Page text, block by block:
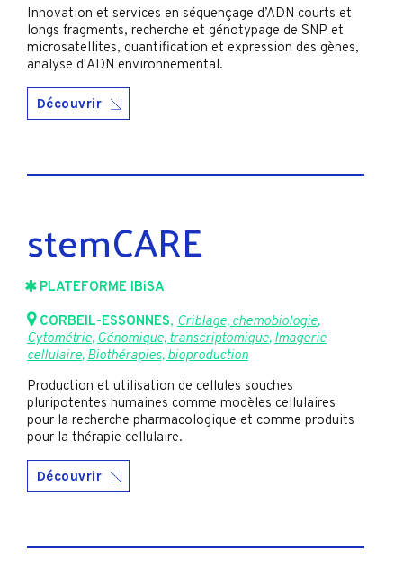
Innovation et services en séquençage d’ADN courts et
longs fragments, recherche et génotypage de SNP et
microsatellites, quantification et expression des gènes,
analyse d'ADN environnemental.
Découvrir
stemCARE
PLATEFORME IBiSA
CORBEIL-ESSONNES, Criblage, chemobiologie,
Cytométrie, Génomique, transcriptomique, Imagerie
cellulaire, Biothérapies, bioproduction
Production et utilisation de cellules souches
pluripotentes humaines comme modèles cellulaires
pour la recherche pharmacologique et comme produits
pour la thérapie cellulaire.
Découvrir